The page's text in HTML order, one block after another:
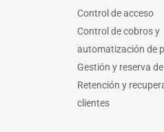
Control de acceso
Control de cobros y
automatización de
Gestión y reserva
Retención y
clientes